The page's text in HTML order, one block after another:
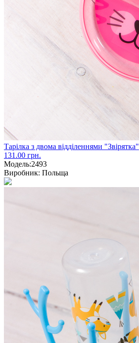
Тарілка з двома відділеннями "Звірятка"
131.00 грн.
Модель:2493
Виробник: Польща